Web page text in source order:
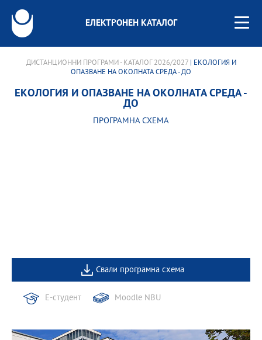
ЕЛЕКТРОНЕН КАТАЛОГ
ДИСТАНЦИОННИ ПРОГРАМИ - КАТАЛОГ 2026/2027| ЕКОЛОГИЯ И
ОПАЗВАНЕ НА ОКОЛНАТА СРЕДА - ДО
ЕКОЛОГИЯ И ОПАЗВАНЕ НА ОКОЛНАТА СРЕДА -
ДО
ПРОГРАМНА СХЕМА
Свали програмна схема
Е-студент Moodle NBU